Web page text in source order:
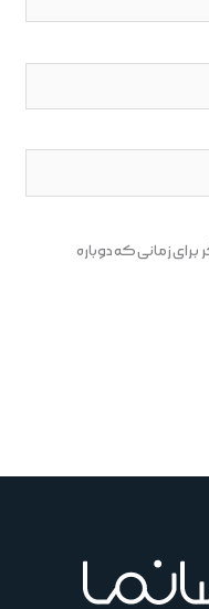
زمانی که دوباره